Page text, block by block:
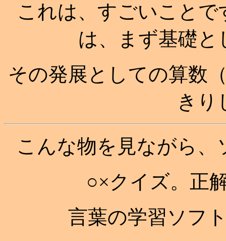
これは、すごいこと
は、まず基礎と
その発展としての算数
きり
こんな物を見ながら
○×クイズ。正
言葉の学習ソフ